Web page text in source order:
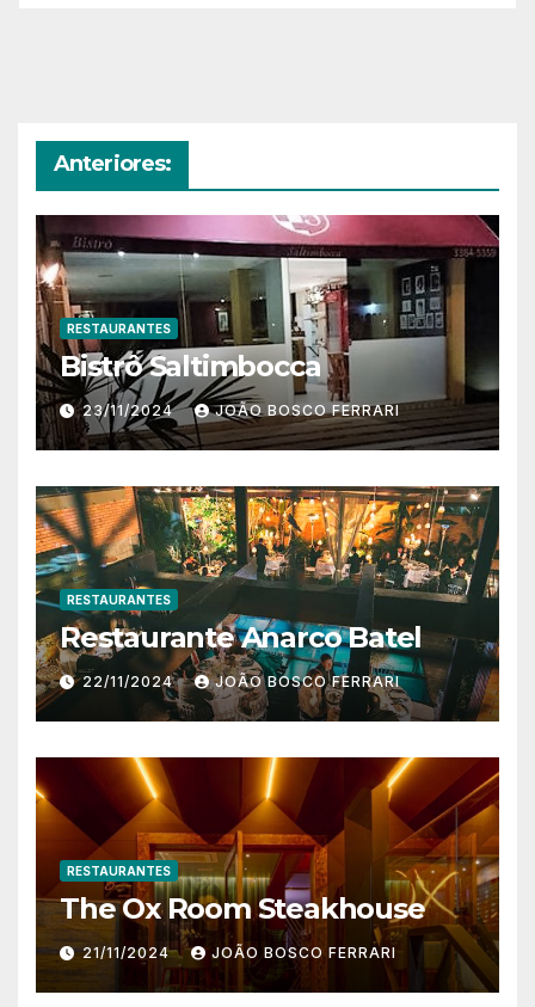
Anteriores:
RESTAURANTES
Bistrô Saltimbocca
23/11/2024 JOÃO BOSCO FERRARI
RESTAURANTES
Restaurante Anarco Batel
22/11/2024 JOÃO BOSCO FERRARI
RESTAURANTES
The Ox Room Steakhouse
21/11/2024 JOÃO BOSCO FERRARI